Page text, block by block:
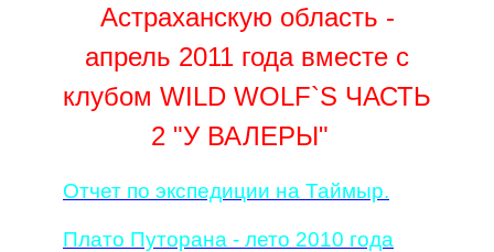
Астраханскую область -
апрель 2011 года вместе с
клубом WILD WOLF`S ЧАСТЬ
2 "У ВАЛЕРЫ"
Отчет по экспедиции на Таймыр.
Плато Путорана - лето 2010 года